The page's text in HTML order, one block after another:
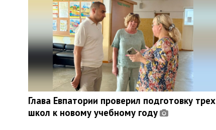
Глава Евпатории проверил подготовку трех
школ к новому учебному году